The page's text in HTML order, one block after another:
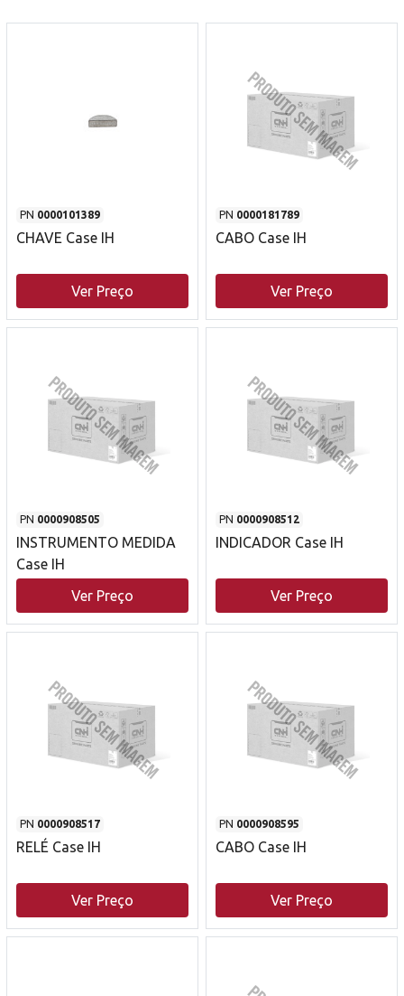
PN 0000101389
CHAVE Case IH
Ver Preço
PN 0000181789
CABO Case IH
Ver Preço
PN 0000908505
INSTRUMENTO MEDIDA
Case IH
Ver Preço
PN 0000908512
INDICADOR Case IH
Ver Preço
PN 0000908517
RELÉ Case IH
Ver Preço
PN 0000908595
CABO Case IH
Ver Preço